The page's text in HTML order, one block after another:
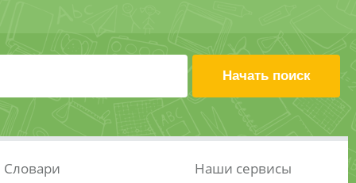
Словари Наши сервисы